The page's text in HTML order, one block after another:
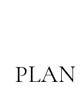
PLAN